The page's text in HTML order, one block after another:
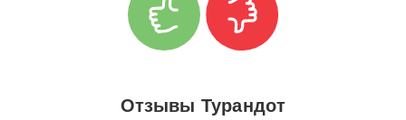
Отзывы Турандот